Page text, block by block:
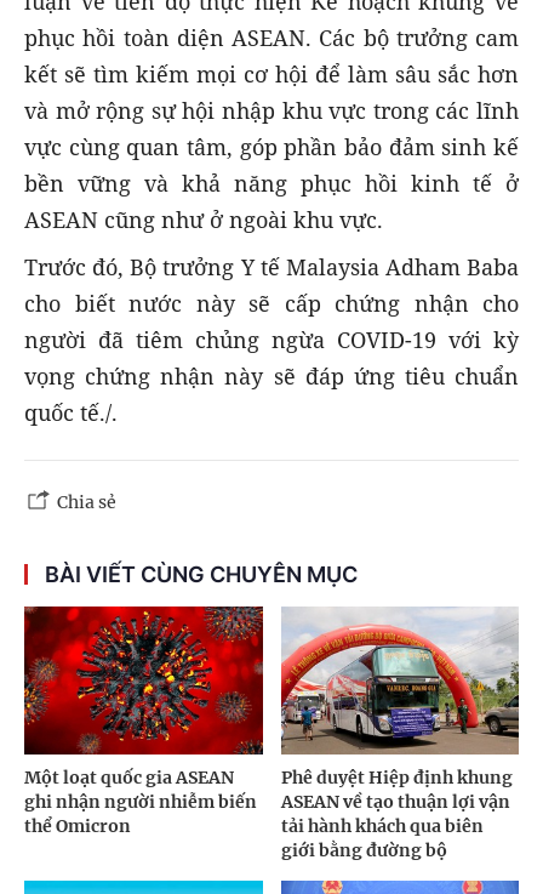
phục hồi toàn diện ASEAN. Các bộ trưởng cam
kết sẽ tìm kiếm mọi cơ hội để làm sâu sắc hơn
và mở rộng sự hội nhập khu vực trong các lĩnh
vực cùng quan tâm, góp phần bảo đảm sinh kế
bền vững và khả năng phục hồi kinh tế ở
ASEAN cũng như ở ngoài khu vực.
Trước đó, Bộ trưởng Y tế Malaysia Adham Baba
cho biết nước này sẽ cấp chứng nhận cho
người đã tiêm chủng ngừa COVID-19 với kỳ
vọng chứng nhận này sẽ đáp ứng tiêu chuẩn
quốc tế./.
Chia sẻ
BÀI VIẾT CÙNG CHUYÊN MỤC
Một loạt quốc gia ASEAN
ghi nhận người nhiễm biến
thể Omicron
Phê duyệt Hiệp định khung
ASEAN về tạo thuận lợi vận
tải hành khách qua biên
giới bằng đường bộ